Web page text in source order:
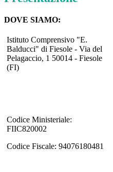
DOVE
Istituto Comprensivo "E.
Balducci" di Fiesole - Via del
Pelagaccio, 1 50014 - Fiesole
(FI)
Codice Ministeriale:
FIIC820002
Codice Fiscale: 94076180481